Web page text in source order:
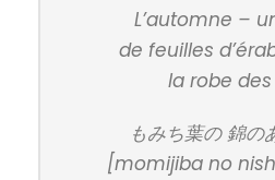
L’automne –
de feuilles
la robe
もみち葉の 錦の
[momijiba no